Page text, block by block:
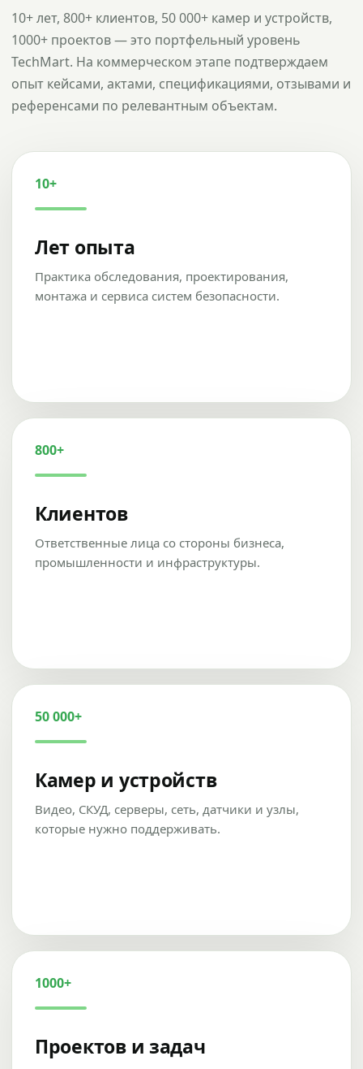
10+ лет, 800+ клиентов, 50 000+ камер и устройств,
1000+ проектов — это портфельный уровень
TechMart. На коммерческом этапе подтверждаем
опыт кейсами, актами, спецификациями, отзывами и
референсами по релевантным объектам.
10+
Лет опыта
Практика обследования, проектирования,
монтажа и сервиса систем безопасности.
800+
Клиентов
Ответственные лица со стороны бизнеса,
промышленности и инфраструктуры.
50 000+
Камер и устройств
Видео, СКУД, серверы, сеть, датчики и узлы,
которые нужно поддерживать.
1000+
Проектов и задач